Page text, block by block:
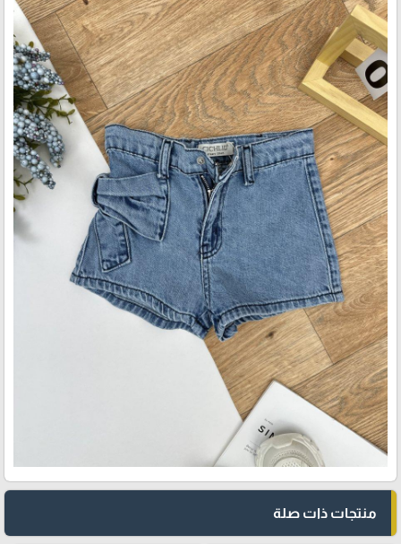
منتجات ذات صلة